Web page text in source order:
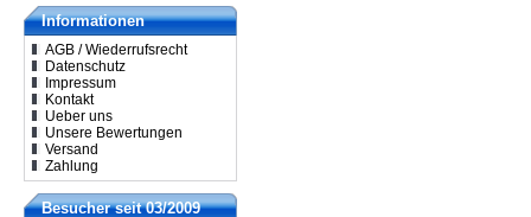
Informationen
AGB / Wiederrufsrecht
Datenschutz
Impressum
Kontakt
Ueber uns
Unsere Bewertungen
Versand
Zahlung
Besucher seit 03/2009